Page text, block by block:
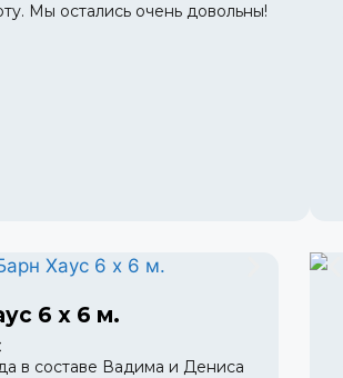
Мы остались очень довольны!
6 х 6 м.
в составе Вадима и Дениса